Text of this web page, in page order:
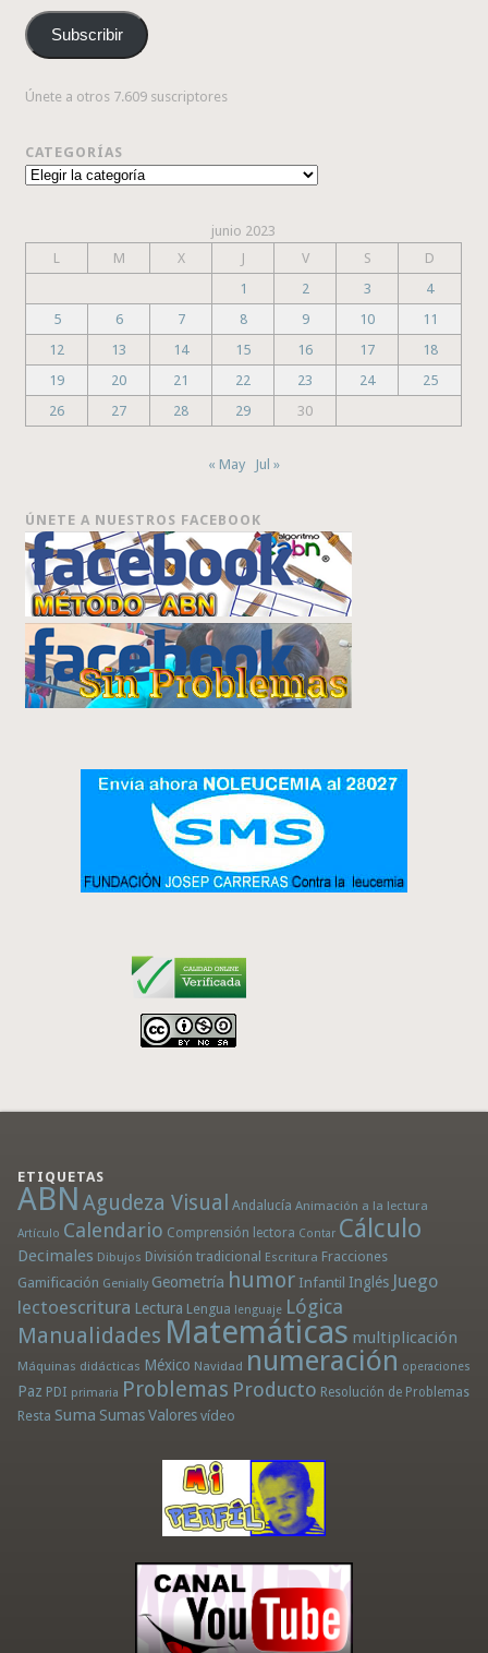
correo
electrónico
Subscribir
Únete a otros 7.609 suscriptores
CATEGORÍAS
Categorías
junio 2023
L
M X J V S
D
1
2 3
4
5
6 7 8 9 10
11
12
13 14 15 16 17
18
19
20 21 22 23 24
25
26
27 28 29 30
« May Jul »
ÚNETE A NUESTROS FACEBOOK
ETIQUETAS
ABN Agudeza Visual Andalucía Animación a la lectura
Artículo Calendario Comprensión lectora Contar Cálculo
Decimales Dibujos División tradicional Escritura Fracciones
Gamificación Genially Geometría humor Infantil Inglés Juego
lectoescritura Lectura Lengua lenguaje Lógica
Manualidades Matemáticas multiplicación
Máquinas didácticas México Navidad numeración operaciones
Paz PDI primaria Problemas Producto Resolución de Problemas
Resta Suma Sumas Valores vídeo